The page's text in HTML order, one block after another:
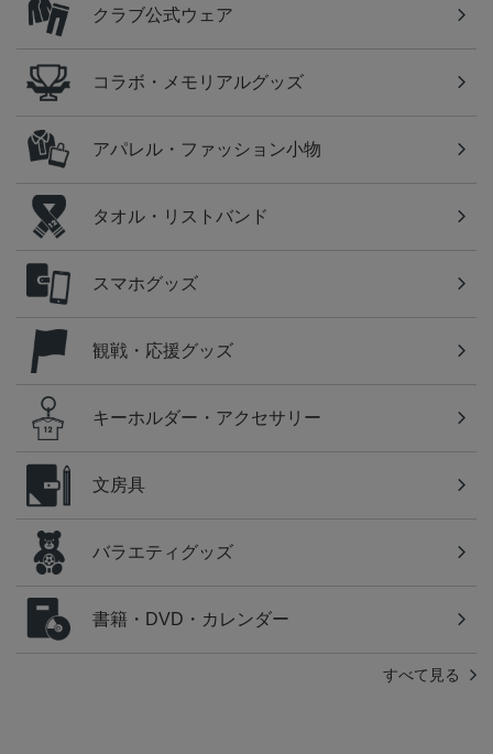
クラブ公式ウェア
コラボ・メモリアルグッズ
アパレル・ファッション小物
タオル・リストバンド
スマホグッズ
観戦・応援グッズ
キーホルダー・アクセサリー
文房具
バラエティグッズ
書籍・DVD・カレンダー
すべて見る